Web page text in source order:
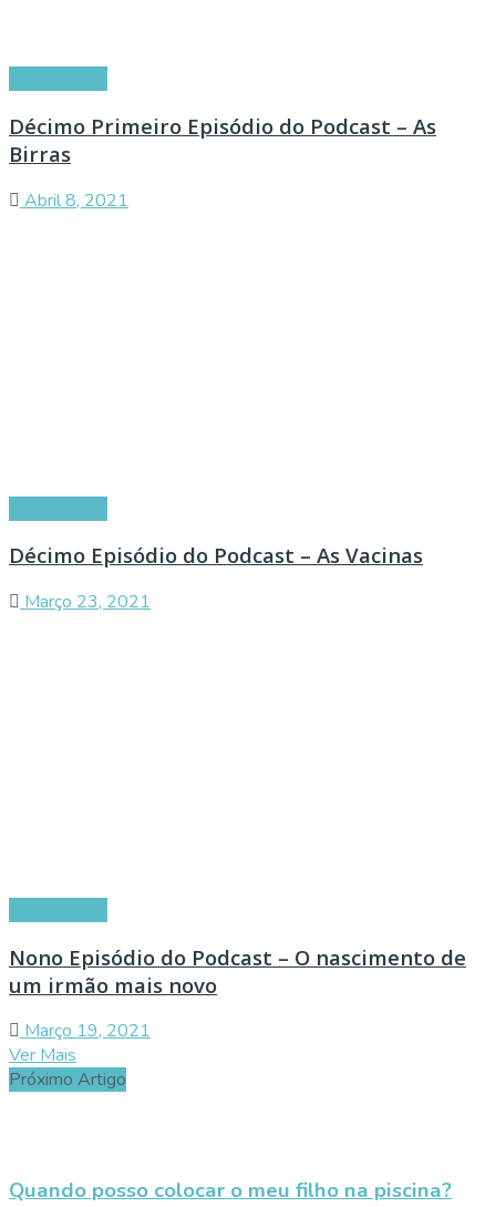
Décimo Primeiro Episódio do Podcast – As
Birras
Abril 8, 2021
Décimo Episódio do Podcast – As Vacinas
Março 23, 2021
Nono Episódio do Podcast – O nascimento de
um irmão mais novo
Março 19, 2021
Ver Mais
Próximo Artigo
Quando posso colocar o meu filho na piscina?